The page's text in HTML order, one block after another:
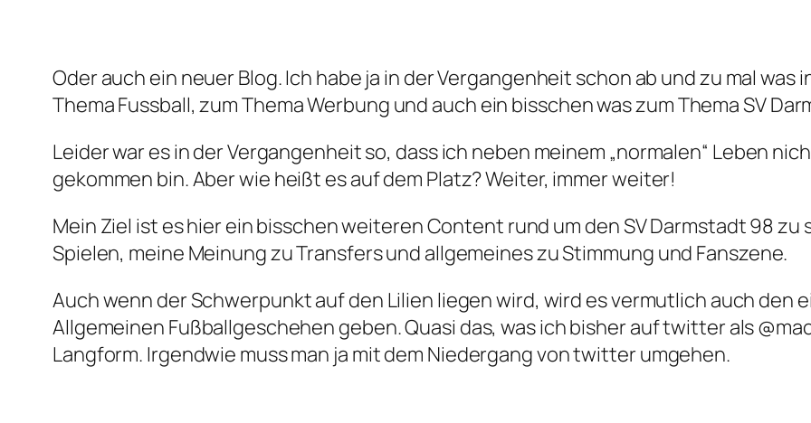
Oder auch ein neuer Blog. Ich habe ja in der Vergangenheit schon ab und zu mal
Thema Fussball, zum Thema Werbung und auch ein bisschen was zum Thema SV
Leider war es in der Vergangenheit so, dass ich neben meinem „normalen“ Leben
gekommen bin. Aber wie heißt es auf dem Platz? Weiter, immer weiter!
Mein Ziel ist es hier ein bisschen weiteren Content rund um den SV Darmstadt 98
Spielen, meine Meinung zu Transfers und allgemeines zu Stimmung und Fanszene.
Auch wenn der Schwerpunkt auf den Lilien liegen wird, wird es vermutlich auch den
Allgemeinen Fußballgeschehen geben. Quasi das, was ich bisher auf twitter als
Langform. Irgendwie muss man ja mit dem Niedergang von twitter umgehen.